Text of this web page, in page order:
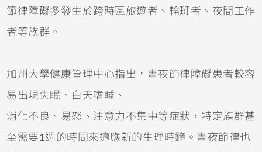
節律障礙多發生於跨時區旅遊者、輪班者、夜間工作
者等族群。
加州大學健康管理中心指出，晝夜節律障礙患者較容
易出現失眠、白天嗜睡、
消化不良、易怒、注意力不集中等症狀，特定族群甚
至需要1週的時間來適應新的生理時鐘。晝夜節律也